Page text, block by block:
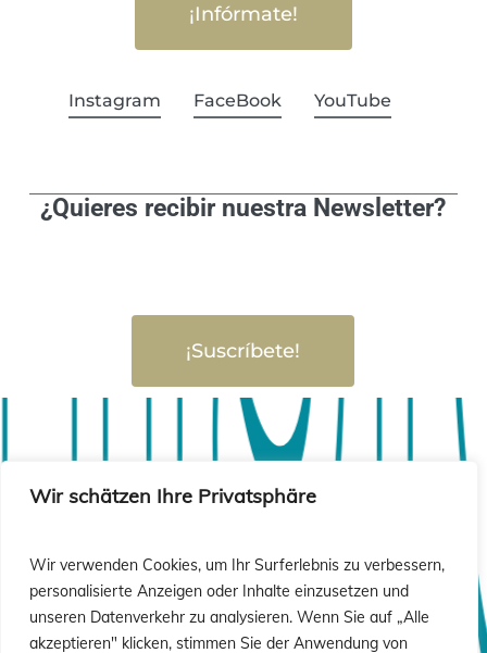
Wir schätzen Ihre Privatsphäre
Wir verwenden Cookies, um Ihr Surferlebnis zu verbessern,
personalisierte Anzeigen oder Inhalte einzusetzen und
unseren Datenverkehr zu analysieren. Wenn Sie auf „Alle
akzeptieren" klicken, stimmen Sie der Anwendung von
¡Infórmate!
Instagram FaceBook YouTube
¿Quieres recibir nuestra Newsletter?
¡Suscríbete!